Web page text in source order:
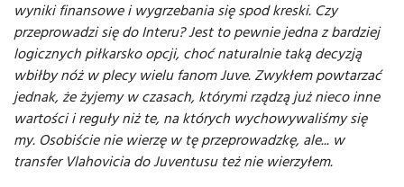
wyniki finansowe i wygrzebania się spod kreski. Czy
przeprowadzi się do Interu? Jest to pewnie jedna z bardziej
logicznych piłkarsko opcji, choć naturalnie taką decyzją
wbiłby nóż w plecy wielu fanom Juve. Zwykłem powtarzać
jednak, że żyjemy w czasach, którymi rządzą już nieco inne
wartości i reguły niż te, na których wychowywaliśmy się
my. Osobiście nie wierzę w tę przeprowadzkę, ale... w
transfer Vlahovicia do Juventusu też nie wierzyłem.